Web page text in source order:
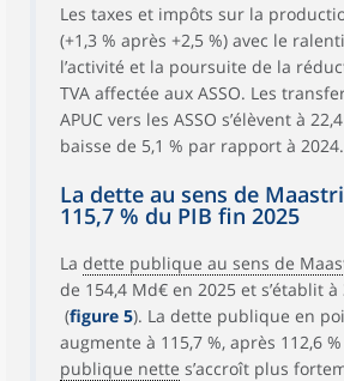
Les taxes et impôts sur la
(+1,3 % après +2,5 %) avec le
l’activité et la poursuite de la
TVA affectée aux ASSO. Les
APUC vers les ASSO s’élèvent à
baisse de 5,1 % par rapport à 2024.
La dette au sens de
115,7 % du PIB fin 2025
La dette publique au sens de
de 154,4 Md€ en 2025 et s’établit
(figure 5). La dette publique en
augmente à 115,7 %, après 112,6
publique nette s’accroît plus